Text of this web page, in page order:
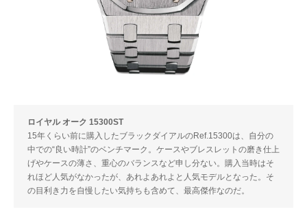
ロイヤル オーク 15300ST
15年くらい前に購入したブラックダイアルのRef.15300は、自分の
中での“良い時計”のベンチマーク。ケースやブレスレットの磨き仕上
げやケースの薄さ、重心のバランスなど申し分ない。購入当時はそ
れほど人気がなかったが、あれよあれよと人気モデルとなった。そ
の目利き力を自慢したい気持ちも含めて、最高傑作なのだ。